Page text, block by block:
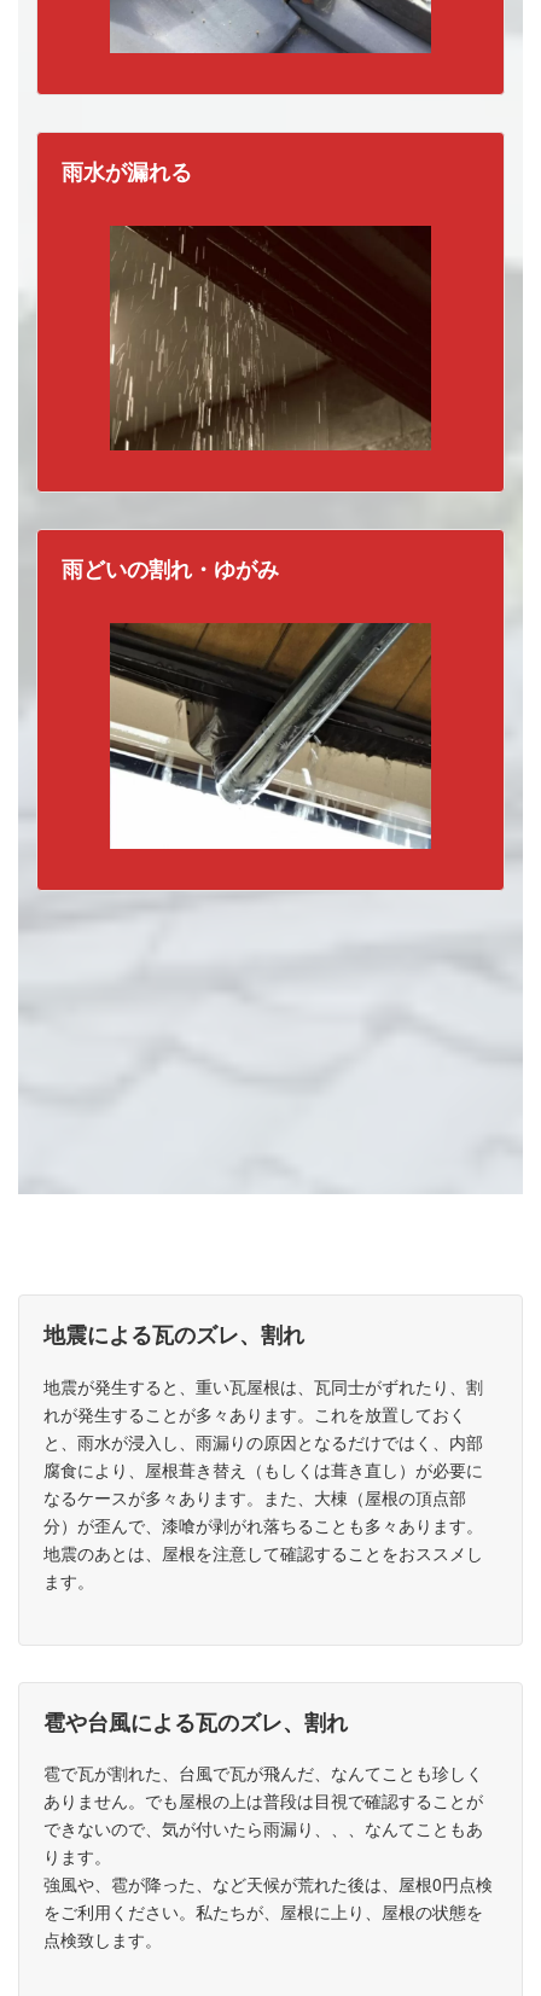
雨水が漏れる
雨どいの割れ・ゆがみ
瓦屋根のメンテナンスが必要なケース
地震による瓦のズレ、割れ
地震が発生すると、重い瓦屋根は、瓦同士がずれたり、割
れが発生することが多々あります。これを放置しておく
と、雨水が浸入し、雨漏りの原因となるだけではく、内部
腐食により、屋根葺き替え（もしくは葺き直し）が必要に
なるケースが多々あります。また、大棟（屋根の頂点部
分）が歪んで、漆喰が剥がれ落ちることも多々あります。
地震のあとは、屋根を注意して確認することをおススメし
ます。
雹や台風による瓦のズレ、割れ
雹で瓦が割れた、台風で瓦が飛んだ、なんてことも珍しく
ありません。でも屋根の上は普段は目視で確認することが
できないので、気が付いたら雨漏り、、、なんてこともあ
ります。
強風や、雹が降った、など天候が荒れた後は、屋根0円点検
をご利用ください。私たちが、屋根に上り、屋根の状態を
点検致します。